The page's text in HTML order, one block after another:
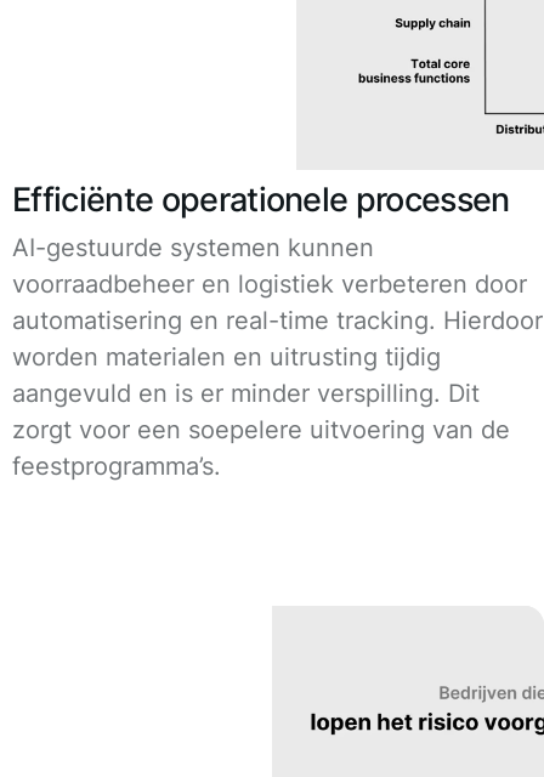
Efficiënte operationele processen
AI-gestuurde systemen kunnen
voorraadbeheer en logistiek verbeteren door
automatisering en real-time tracking. Hierdoor
worden materialen en uitrusting tijdig
aangevuld en is er minder verspilling. Dit
zorgt voor een soepelere uitvoering van de
feestprogramma’s.